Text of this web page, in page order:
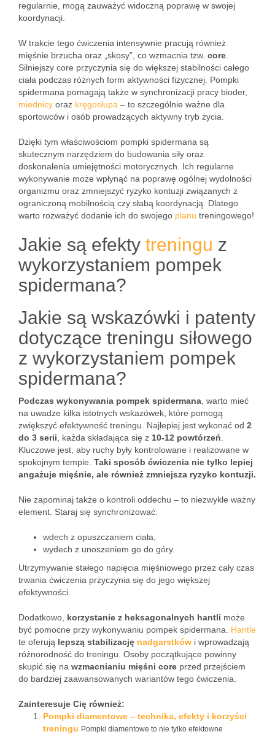
regularnie, mogą zauważyć widoczną poprawę w swojej
koordynacji.
W trakcie tego ćwiczenia intensywnie pracują również
mięśnie brzucha oraz „skosy”, co wzmacnia tzw. core
Silniejszy core przyczynia się do większej stabilności całego
ciała podczas różnych form aktywności fizycznej. Pompki
spidermana pomagają także w synchronizacji pracy bioder,
miednicy oraz kręgosłupa – to szczególnie ważne dla
sportowców i osób prowadzących aktywny tryb życia.
Dzięki tym właściwościom pompki spidermana są
skutecznym narzędziem do budowania siły oraz
doskonalenia umiejętności motorycznych. Ich regularne
wykonywanie może wpłynąć na poprawę ogólnej wydolności
organizmu oraz zmniejszyć ryzyko kontuzji związanych z
ograniczoną mobilnością czy słabą koordynacją. Dlatego
warto rozważyć dodanie ich do swojego planu treningowego!
Jakie są efekty treningu z
wykorzystaniem pompek
spidermana?
Jakie są wskazówki i patenty
dotyczące treningu siłowego
z wykorzystaniem pompek
spidermana?
Podczas wykonywania pompek spidermana , warto mieć
na uwadze kilka istotnych wskazówek, które pomogą
zwiększyć efektywność treningu. Najlepiej jest wykonać od 2
do 3 serii , każda składająca się z 10-12 powtórzeń
Kluczowe jest, aby ruchy były kontrolowane i realizowane w
spokojnym tempie. Taki sposób ćwiczenia nie tylko lepiej
angażuje mięśnie, ale również zmniejsza ryzyko kontuzji.
Nie zapominaj także o kontroli oddechu – to niezwykle ważny
element. Staraj się synchronizować:
wdech z opuszczaniem ciała,
wydech z unoszeniem go do góry.
Utrzymywanie stałego napięcia mięśniowego przez cały czas
trwania ćwiczenia przyczynia się do jego większej
efektywności.
Dodatkowo, korzystanie z heksagonalnych hantli może
być pomocne przy wykonywaniu pompek spidermana. Hantle
te oferują lepszą stabilizację nadgarstków i wprowadzają
różnorodność do treningu. Osoby początkujące powinny
skupić się na wzmacnianiu mięśni core przed przejściem
do bardziej zaawansowanych wariantów tego ćwiczenia.
Zainteresuje Cię również:
Pompki diamentowe – technika, efekty i korzyści
treningu Pompki diamentowe to nie tylko efektowne